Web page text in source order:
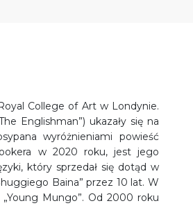
College of Art w Londynie.
Englishman”) ukazały się na
wyróżnieniami powieść
w 2020 roku, jest jego
który sprzedał się dotąd w
Baina” przez 10 lat. W
Mungo”. Od 2000 roku